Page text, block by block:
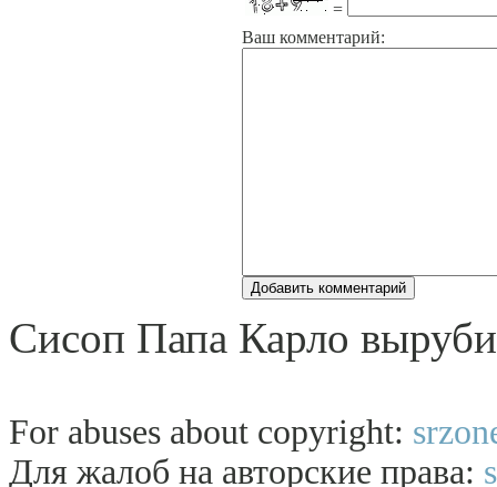
=
Ваш комментарий:
Сисоп Папа Карло
For abuses about copyright:
Для жалоб на авторские права: